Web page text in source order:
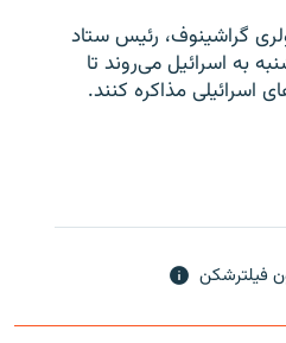
گراشینوف، رئیس ستاد
به اسرائیل می‌روند تا
اسرائیلی مذاکره کنند.
فیلترشکن